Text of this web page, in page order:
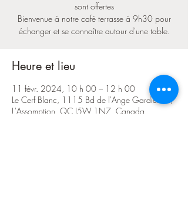
sont offertes
Bienvenue à notre café terrasse à 9h30 pour
échanger et se connaître autour d'une table.
Heure et lieu
11 févr. 2024, 10 h 00 – 12 h 00
Le Cerf Blanc, 1115 Bd de l'Ange Gardien N,
L'Assomption, QC J5W 1N7, Canada